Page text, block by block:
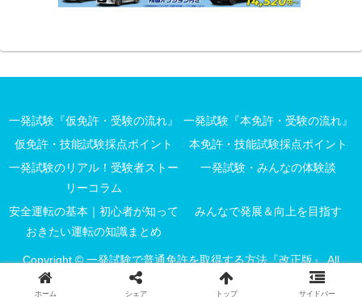
一発試験『仮免許・受験の流れ』
一発試験『本免許・受験の流れ』
仮免許・技能試験採点ポイント
本免許・技能試験採点ポイント
一発試験のリアル！受験者ストー
リーコラム
一発試験・みんなの体験談
安全運転の基本｜初心者が知って
おきたい運転の知識まとめ
みんなで発展＆向上を目指す
Copyright © 一発試験で普通免許を取得する方法『改正版』 All
Rights Reserved.
ホーム シェア トップ サイドバー